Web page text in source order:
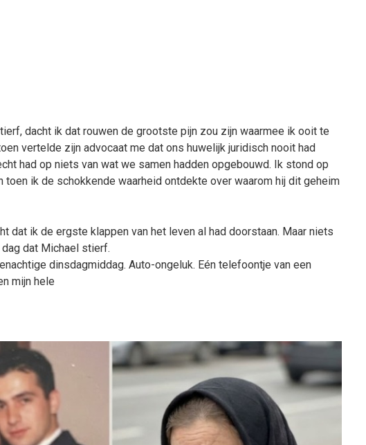
dacht ik dat rouwen de grootste pijn zou zijn waarmee ik ooit te
vertelde zijn advocaat me dat ons huwelijk juridisch nooit had
had op niets van wat we samen hadden opgebouwd. Ik stond op
toen ik de schokkende waarheid ontdekte over waarom hij dit geheim
dat ik de ergste klappen van het leven al had doorstaan. Maar niets
dat Michael stierf.
dinsdagmiddag. Auto-ongeluk. Eén telefoontje van een
mijn hele